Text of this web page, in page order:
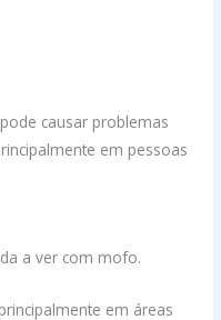
causar problemas
em pessoas
a ver com mofo.
em áreas